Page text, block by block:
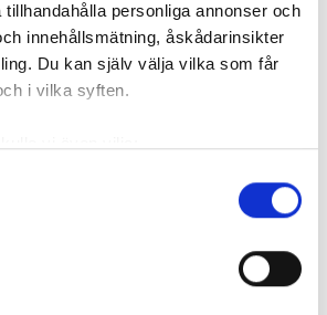
personliga annonser och
innehållsmätning, åskådarinsikter
Du kan själv välja vilka som får
i vilka syften.
noggrannhet på upp till flera meter
hur dina personliga uppgifter